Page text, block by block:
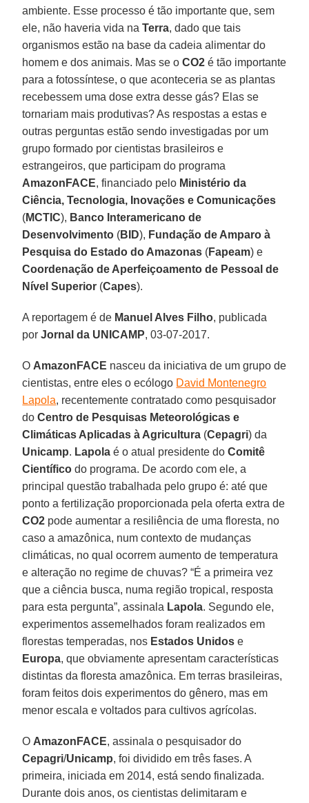
ambiente. Esse processo é tão importante que, sem
ele, não haveria vida naTerra, dado que tais
organismos estão na base da cadeia alimentar do
homem e dos animais. Mas se oCO2 é tão importante
para a fotossíntese, o que aconteceria se as plantas
recebessem uma dose extra desse gás? Elas se
tornariam mais produtivas? As respostas a estas e
outras perguntas estão sendo investigadas por um
grupo formado por cientistas brasileiros e
estrangeiros, que participam do programa
AmazonFACE, financiado pelo Ministério da
Ciência, Tecnologia, Inovações e Comunicações
(MCTIC), Banco Interamericano de
Desenvolvimento (BID), Fundação de Amparo à
Pesquisa do Estado do Amazonas (Fapeam) e
Coordenação de Aperfeiçoamento de Pessoal de
Nível Superior (Capes).
A reportagem é de Manuel Alves Filho, publicada
por Jornal da UNICAMP, 03-07-2017.
O AmazonFACE nasceu da iniciativa de um grupo de
cientistas, entre eles o ecólogo David Montenegro
Lapola, recentemente contratado como pesquisador
doCentro de Pesquisas Meteorológicas e
Climáticas Aplicadas à Agricultura (Cepagri) da
Unicamp. Lapola é o atual presidente doComitê
Científico do programa. De acordo com ele, a
principal questão trabalhada pelo grupo é: até que
ponto a fertilização proporcionada pela oferta extra de
CO2 pode aumentar a resiliência de uma floresta, no
caso a amazônica, num contexto de mudanças
climáticas, no qual ocorrem aumento de temperatura
e alteração no regime de chuvas? “É a primeira vez
que a ciência busca, numa região tropical, resposta
para esta pergunta”, assinala Lapola. Segundo ele,
experimentos assemelhados foram realizados em
florestas temperadas, nos Estados Unidos e
Europa, que obviamente apresentam características
distintas da floresta amazônica. Em terras brasileiras,
foram feitos dois experimentos do gênero, mas em
menor escala e voltados para cultivos agrícolas.
O AmazonFACE, assinala o pesquisador do
Cepagri/Unicamp, foi dividido em três fases. A
primeira, iniciada em 2014, está sendo finalizada.
Durante dois anos, os cientistas delimitaram e